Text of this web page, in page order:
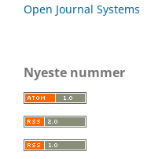
Open Journal Systems
Nyeste nummer